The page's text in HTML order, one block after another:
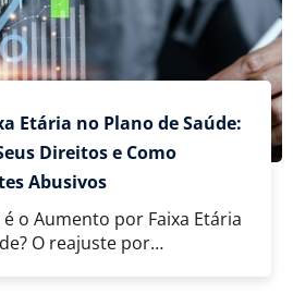
Etária no Plano de Saúde:
Direitos e Como
Abusivos
o Aumento por Faixa Etária
O reajuste por…